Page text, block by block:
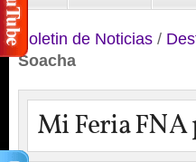
Boletin de Noticias /
Soacha
Mi Feria FNA